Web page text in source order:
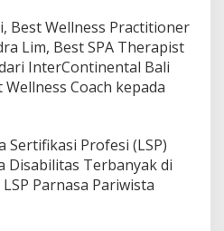
Best Wellness Practitioner
Lim, Best SPA Therapist
InterContinental Bali
Coach kepada
Sertifikasi Profesi (LSP)
Disabilitas Terbanyak di
Parnasa Pariwista